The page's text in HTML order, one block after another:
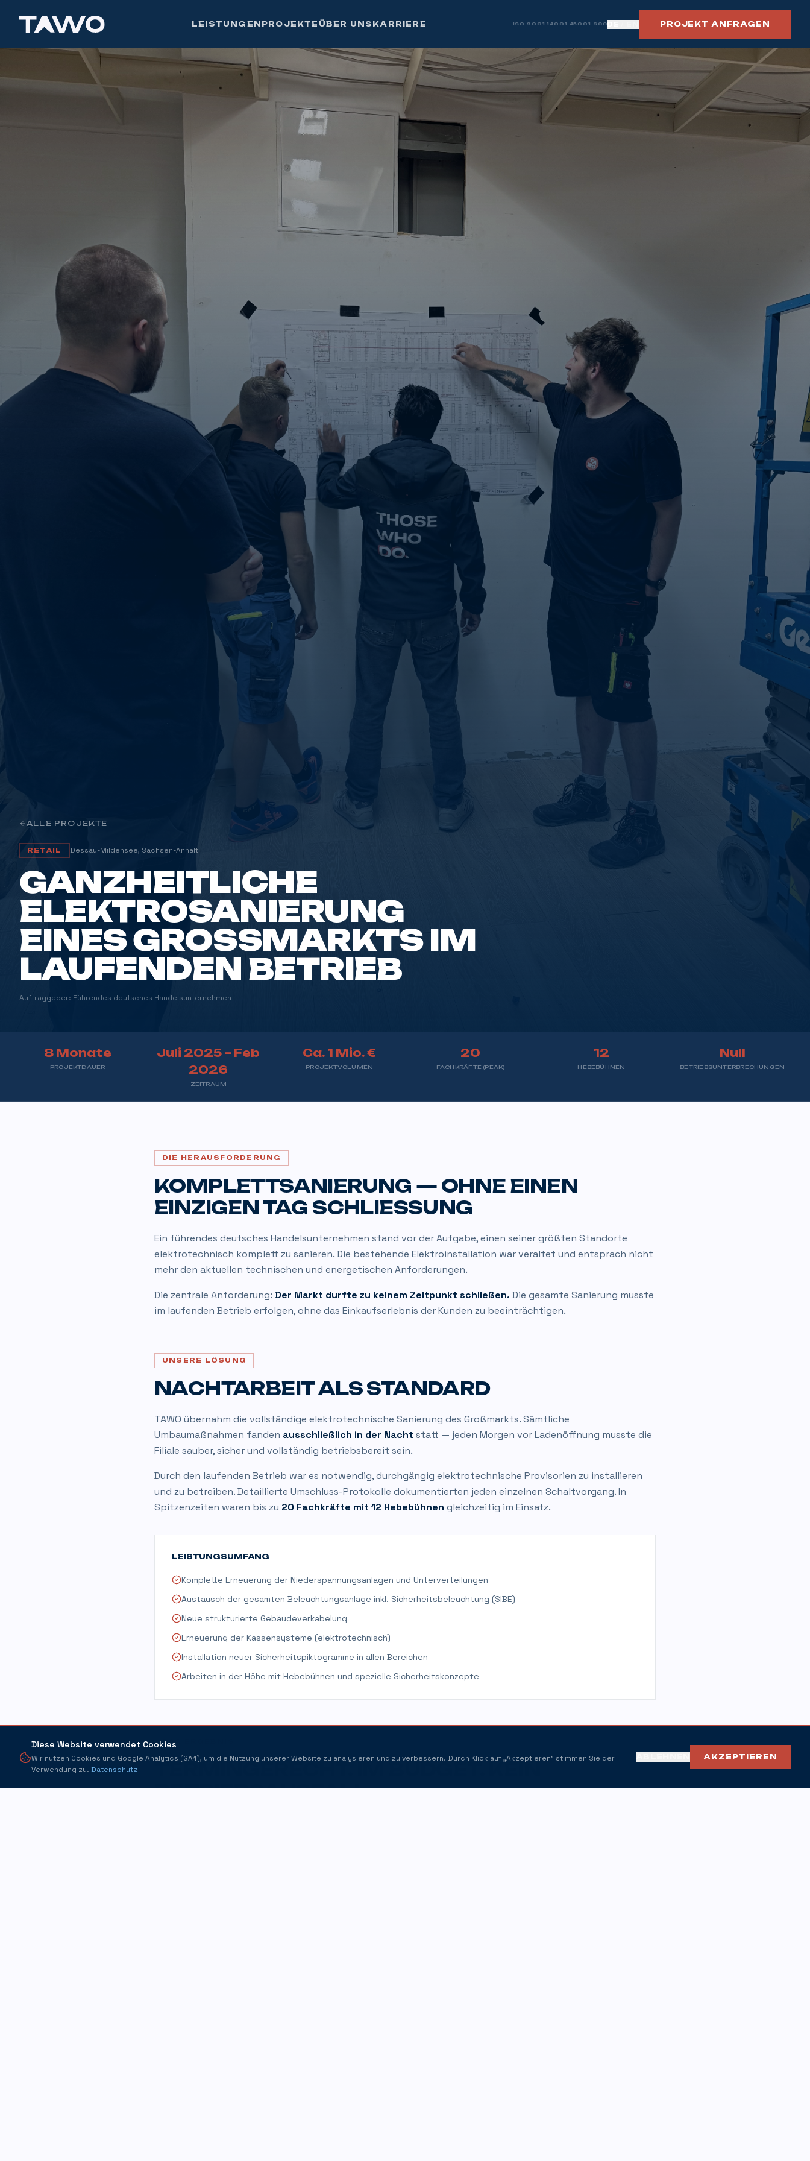
LEISTUNGEN PROJEKTE ÜBER UNS KARRIERE ISO 9001 ·14001 ·45001 · SCC PROJEKT ANFRAGEN
ALLE PROJEKTE
RETAIL Dessau-Mildensee, Sachsen-Anhalt
GANZHEITLICHE
ELEKTROSANIERUNG
EINES GROSSMARKTS IM L
AUFENDEN BETRIEB
Auftraggeber: Führendes deutsches Handelsunternehmen
8 Monate
PROJEKTDAUER
Juli 2025 – Feb
2026
ZEITRAUM
Ca. 1 Mio. €
PROJEKTVOLUMEN
20
FACHKRÄFTE (PEAK)
12
HEBEBÜHNEN
Null
BETRIEBSUNTERBRECHUNGEN
DIE HERAUSFORDERUNG
KOMPLETTSANIERUNG — OHNE EINEN
EINZIGEN TAG SCHLIESSUNG
Ein führendes deutsches Handelsunternehmen stand vor der Aufgabe, einen seiner größten Standorte
elektrotechnisch komplett zu sanieren. Die bestehende Elektroinstallation war veraltet und entsprach nicht
mehr den aktuellen technischen und energetischen Anforderungen.
Die zentrale Anforderung: Der Markt durfte zu keinem Zeitpunkt schließen. Die gesamte Sanierung musste
im laufenden Betrieb erfolgen, ohne das Einkaufserlebnis der Kunden zu beeinträchtigen.
UNSERE LÖSUNG
NACHTARBEIT ALS STANDARD
TAWO übernahm die vollständige elektrotechnische Sanierung des Großmarkts. Sämtliche
Umbaumaßnahmen fanden ausschließlich in der Nacht statt — jeden Morgen vor Ladenöffnung musste die
Filiale sauber, sicher und vollständig betriebsbereit sein.
Durch den laufenden Betrieb war es notwendig, durchgängig elektrotechnische Provisorien zu installieren
und zu betreiben. Detaillierte Umschluss-Protokolle dokumentierten jeden einzelnen Schaltvorgang. In
Spitzenzeiten waren bis zu 20 Fachkräfte mit 12 Hebebühnen gleichzeitig im Einsatz.
LEISTUNGSUMFANG
Komplette Erneuerung der Niederspannungsanlagen und Unterverteilungen
Austausch der gesamten Beleuchtungsanlage inkl. Sicherheitsbeleuchtung (SIBE)
Neue strukturierte Gebäudeverkabelung
Erneuerung der Kassensysteme (elektrotechnisch)
Installation neuer Sicherheitspiktogramme in allen Bereichen
Arbeiten in der Höhe mit Hebebühnen und spezielle Sicherheitskonzepte
DAS ERGEBNIS
TERMINGERECHT. IM BUDGET. KEIN
BETRIEBSAUSFALL.
Diese Website verwendet Cookies
Wir nutzen Cookies und Google Analytics (GA4), um die Nutzung unserer Website zu analysieren und zu verbessern. Durch Klick auf „Akzeptieren" stimmen Sie der
Verwendung zu. Datenschutz
AKZEPTIEREN